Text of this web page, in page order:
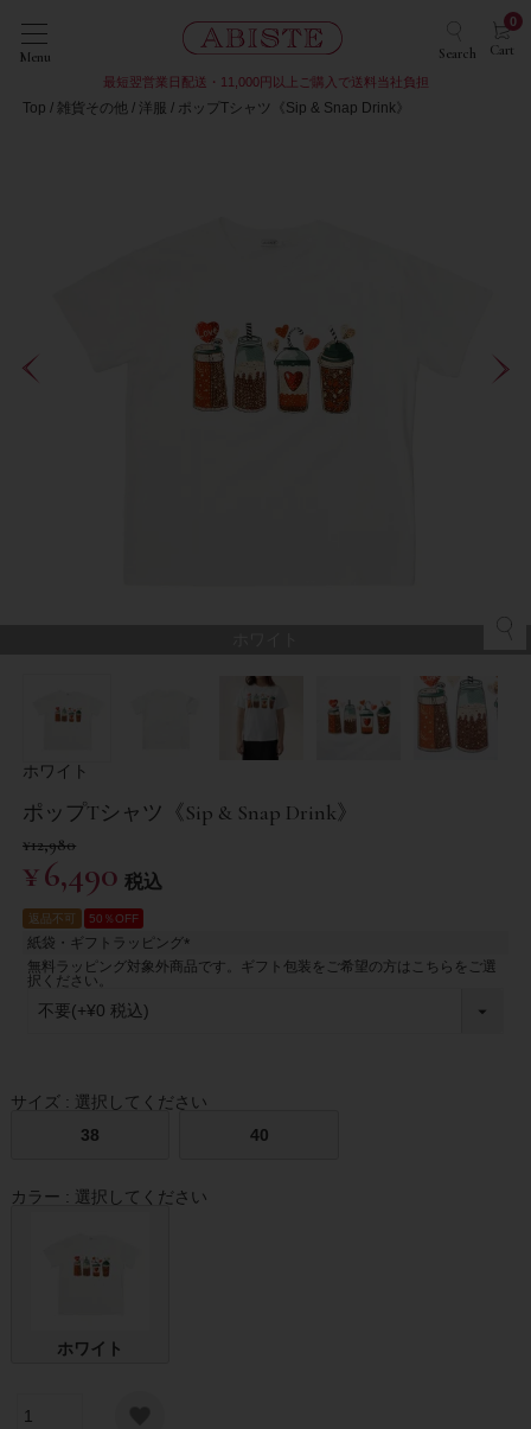
Menu Search Cart
0
最短翌営業日配送・11,000円以上ご購入で送料当社負担
Top 雑貨その他 洋服 ポップTシャツ《Sip & Snap Drink》
ホワイト
ポップTシャツ《Sip & Snap Drink》
¥12,980
¥6,490 税込
返品不可 50％OFF
紙袋・ギフトラッピング
(
必
無料ラッピング対象外商品です。ギフト包装をご希望の方はこちらをご選
択ください。
サイズ
選択してください
38
40
カラー 選択してください
ホワイト